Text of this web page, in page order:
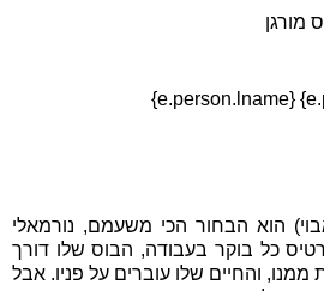
מורגן
הוא הבחור הכי משעמם, נורמאלי
כל בוקר בעבודה, הבוס שלו דורך
והחיים שלו עוברים על פניו. אבל